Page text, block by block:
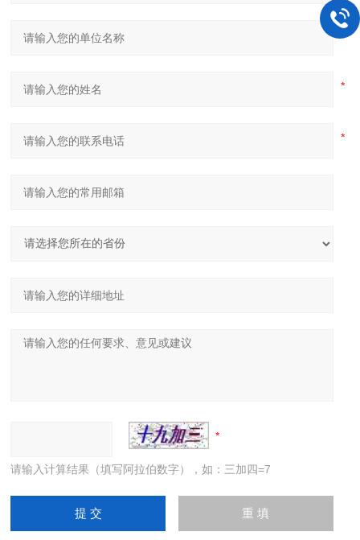
请输入计算结果（填写阿拉伯数字），如：三加四=7